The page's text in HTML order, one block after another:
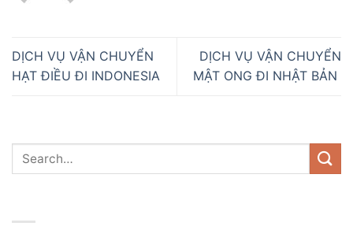
DỊCH VỤ VẬN CHUYỂN
HẠT ĐIỀU ĐI INDONESIA
DỊCH VỤ VẬN CHUYỂN
MẬT ONG ĐI NHẬT BẢN